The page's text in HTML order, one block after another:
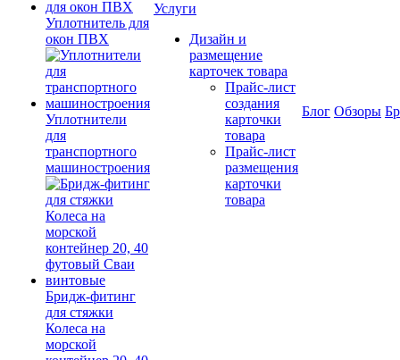
Уплотнитель для
окон ПВХ
Уплотнители
для
транспортного
машиностроения
Бридж-фитинг
для стяжки
Колеса на
морской
Услуги
Дизайн и
размещение
карточек товара
Прайс-лист
создания
карточки
товара
Прайс-лист
размещения
карточки
товара
Блог Обзоры